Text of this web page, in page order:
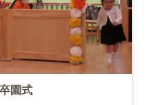
園式